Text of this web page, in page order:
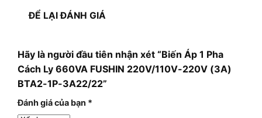
ĐỂ LẠI ĐÁNH GIÁ
Hãy là người đầu tiên nhận xét “Biến Áp 1 Pha
Cách Ly 660VA FUSHIN 220V/110V-220V (3A)
BTA2-1P-3A22/22”
Đánh giá của bạn *